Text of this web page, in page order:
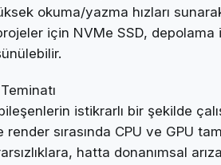
okuma/yazma hızları
için NVMe SSD,
istikrarlı bir şekilde
render sırasında CPU ve GPU
hatta donanımsal